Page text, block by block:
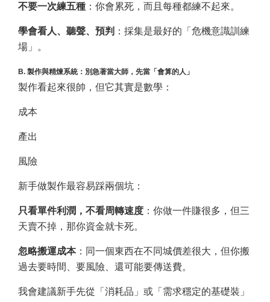
不要一次練五種 ：你會累死，而且每種都練不起來。
學會看人、聽聲、預判 ：採集是最好的「危機意識訓練
場」。
B. 製作與精煉系統：別急著當大師，先當「會算的人」
製作看起來很帥，但它其實是數學：
成本
產出
風險
新手做製作最容易踩兩個坑：
只看單件利潤，不看周轉速度 ：你做一件賺很多，但三
天賣不掉，那你資金就卡死。
忽略搬運成本：同一個東西在不同城價差很大，但你搬
過去要時間、要風險、還可能要傳送費。
我會建議新手先從「消耗品」或「需求穩定的基礎裝」